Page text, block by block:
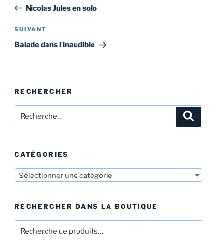
l’article
précédent
Nicolas Jules en solo
Article
suivant
SUIVANT
Balade dans l’inaudible
RECHERCHER
pour
CATÉGORIES
Sélectionner une catégorie
RECHERCHER DANS LA BOUTIQUE
pour :